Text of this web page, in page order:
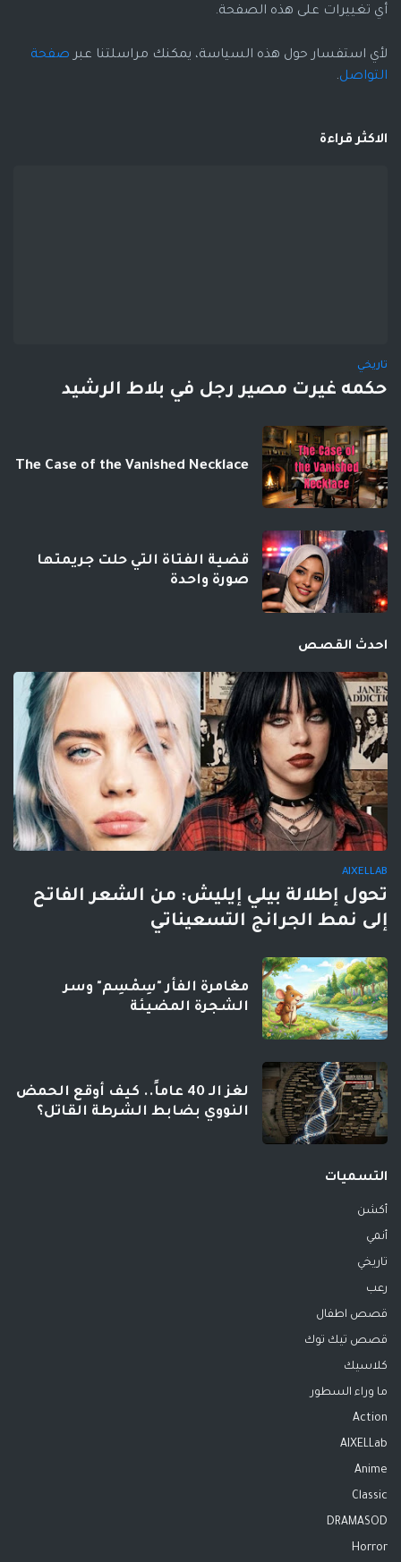
أي تغييرات على هذه الصفحة.
لأي استفسار حول هذه السياسة، يمكنك مراسلتنا عبر صفحة
التواصل.
الاكثر قراءة
تاريخي
حكمه غيرت مصير رجل في بلاط الرشيد
The Case of the Vanished Necklace
قضية الفتاة التي حلت جريمتها
صورة واحدة
احدث القصص
AIXELLAB
تحول إطلالة بيلي إيليش: من الشعر الفاتح
إلى نمط الجرانج التسعيناتي
مغامرة الفأر "سِمْسِم" وسر
الشجرة المضيئة
لغز الـ 40 عاماً.. كيف أوقع الحمض
النووي بضابط الشرطة القاتل؟
التسميات
أكشن
أنمي
تاريخي
رعب
قصص اطفال
قصص تيك توك
كلاسيك
ما وراء السطور
Action
AIXELLab
Anime
Classic
DRAMASOD
Horror